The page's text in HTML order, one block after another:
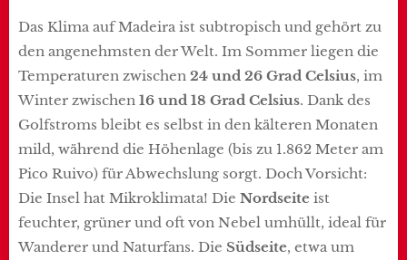
Das Klima auf Madeira ist subtropisch und gehört zu
den angenehmsten der Welt. Im Sommer liegen die
Temperaturen zwischen 24 und 26 Grad Celsius, im
Winter zwischen 16 und 18 Grad Celsius. Dank des
Golfstroms bleibt es selbst in den kälteren Monaten
mild, während die Höhenlage (bis zu 1.862 Meter am
Pico Ruivo) für Abwechslung sorgt. Doch Vorsicht:
Die Insel hat Mikroklimata! Die Nordseite ist
feuchter, grüner und oft von Nebel umhüllt, ideal für
Wanderer und Naturfans. Die Südseite, etwa um